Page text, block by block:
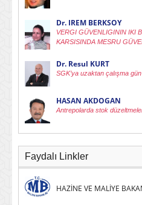
Dr. IREM BERKSOY
VERGI GÜVENLIGININ IKI
KARSISINDA MESRU
Dr. Resul KURT
SGK’ya uzaktan çalışma gün
HASAN AKDOGAN
Antrepolarda stok
Faydalı Linkler
HAZİNE VE MALİYE